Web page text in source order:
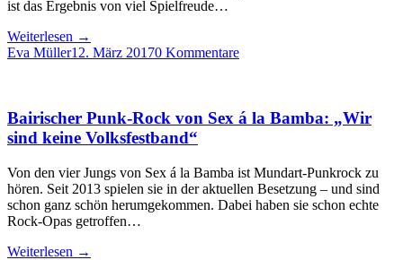
ist das Ergebnis von viel Spielfreude…
Weiterlesen →
Eva Müller12. März 20170 Kommentare
Bairischer Punk-Rock von Sex á la Bamba: „Wir
sind keine Volksfestband“
Von den vier Jungs von Sex á la Bamba ist Mundart-Punkrock zu
hören. Seit 2013 spielen sie in der aktuellen Besetzung – und sind
schon ganz schön herumgekommen. Dabei haben sie schon echte
Rock-Opas getroffen…
Weiterlesen →